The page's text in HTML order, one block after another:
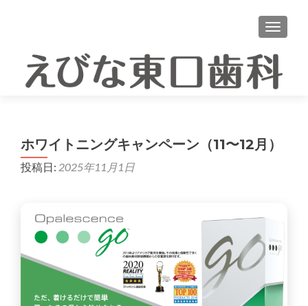
ナビゲ
ホワイトニングキャンペーン（11〜12月）
投稿日: 2025年11月1日